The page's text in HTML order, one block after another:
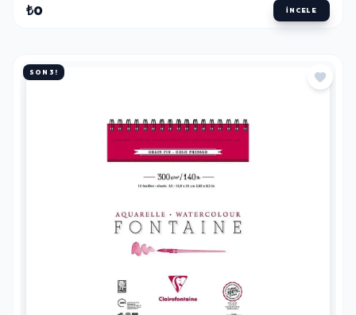
₺0 İNCELE
SON 3!